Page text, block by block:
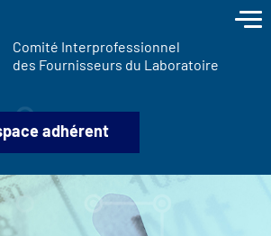
Comité Interprofessionnel
des Fournisseurs du Laboratoire
adhérent